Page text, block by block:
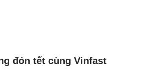
đón tết cùng Vinfast